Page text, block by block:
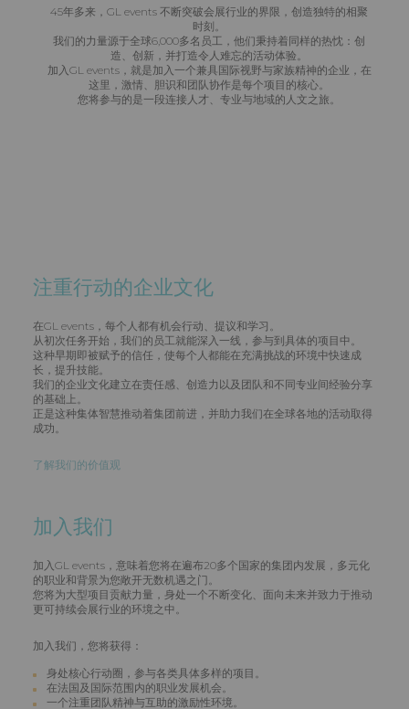
45年多来，GL events 不断突破会展行业的界限，创造独特的相聚
时刻。
我们的力量源于全球6,000多名员工，他们秉持着同样的热忱：创
造、创新，并打造令人难忘的活动体验。
加入GL events，就是加入一个兼具国际视野与家族精神的企业，在
这里，激情、胆识和团队协作是每个项目的核心。
您将参与的是一段连接人才、专业与地域的人文之旅。
注重行动的企业文化
在GL events，每个人都有机会行动、提议和学习。
从初次任务开始，我们的员工就能深入一线，参与到具体的项目中。
这种早期即被赋予的信任，使每个人都能在充满挑战的环境中快速成
长，提升技能。
我们的企业文化建立在责任感、创造力以及团队和不同专业间经验分享
的基础上。
正是这种集体智慧推动着集团前进，并助力我们在全球各地的活动取得
成功。
了解我们的价值观
加入我们
加入GL events，意味着您将在遍布20多个国家的集团内发展，多元化
的职业和背景为您敞开无数机遇之门。
您将为大型项目贡献力量，身处一个不断变化、面向未来并致力于推动
更可持续会展行业的环境之中。
加入我们，您将获得：
身处核心行动圈，参与各类具体多样的项目。
在法国及国际范围内的职业发展机会。
一个注重团队精神与互助的激励性环境。